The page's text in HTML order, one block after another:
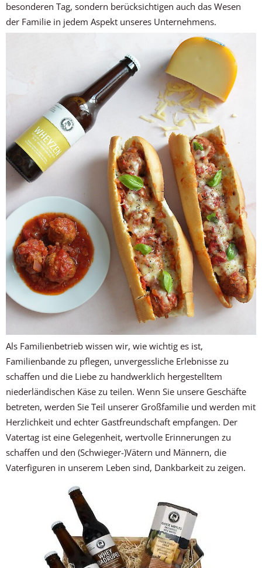
besonderen Tag, sondern berücksichtigen auch das Wesen
der Familie in jedem Aspekt unseres Unternehmens.
Als Familienbetrieb wissen wir, wie wichtig es ist,
Familienbande zu pflegen, unvergessliche Erlebnisse zu
schaffen und die Liebe zu handwerklich hergestelltem
niederländischen Käse zu teilen. Wenn Sie unsere Geschäfte
betreten, werden Sie Teil unserer Großfamilie und werden mit
Herzlichkeit und echter Gastfreundschaft empfangen. Der
Vatertag ist eine Gelegenheit, wertvolle Erinnerungen zu
schaffen und den (Schwieger-)Vätern und Männern, die
Vaterfiguren in unserem Leben sind, Dankbarkeit zu zeigen.